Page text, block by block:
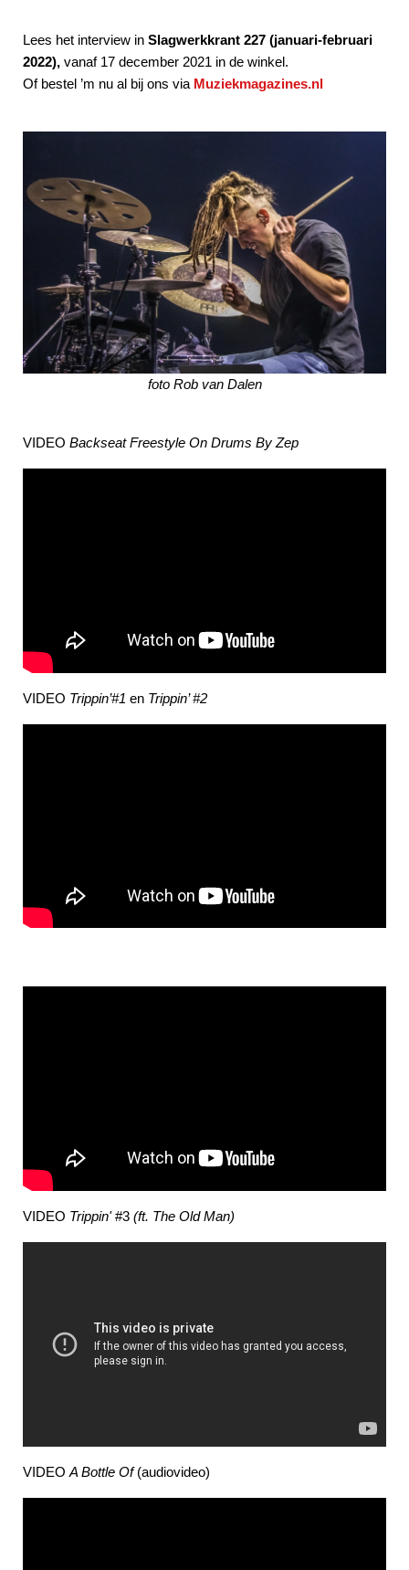
Lees het interview in Slagwerkkrant 227 (januari-februari
2022), vanaf 17 december 2021 in de winkel.
Of bestel ’m nu al bij ons via Muziekmagazines.nl
foto Rob van Dalen
VIDEO Backseat Freestyle On Drums By Zep
VIDEO Trippin’#1 en Trippin’ #2
VIDEO Trippin'#3 (ft. The Old Man)
VIDEO A Bottle Of(audiovideo)